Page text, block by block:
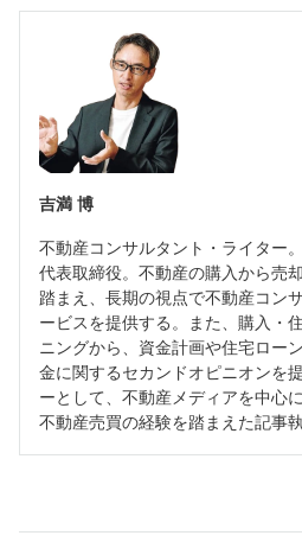
吉満 博
不動産コンサルタント・ライター
代表取締役。不動産の購入から売
踏まえ、長期の視点で不動産コン
ービスを提供する。また、購入・
ニングから、資金計画や住宅ロー
金に関するセカンドオピニオンを
ーとして、不動産メディアを中心
不動産売買の経験を踏まえた記事